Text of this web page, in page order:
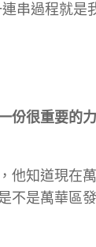
串過程就是
份很重要的力
他知道現在萬
不是萬華區發